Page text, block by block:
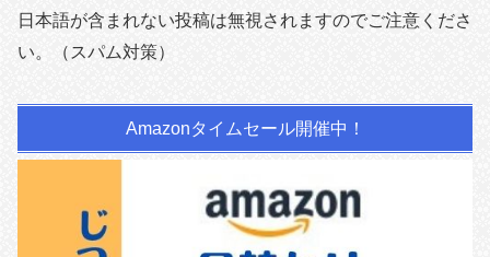
日本語が含まれない投稿は無視されますのでご注意くださ
い。（スパム対策）
Amazonタイムセール開催中！